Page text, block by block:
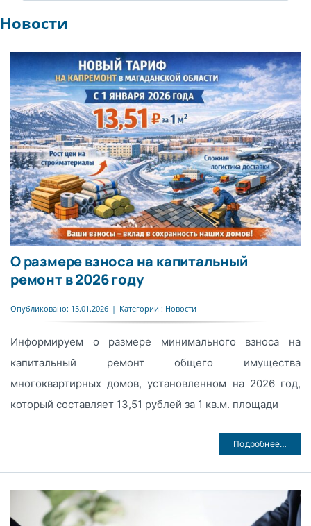
Новости
О размере взноса на капитальный
ремонт в 2026 году
Опубликовано: 15.01.2026 | Категории : Новости
Информируем о размере минимального взноса на
капитальный ремонт общего имущества
многоквартирных домов, установленном на 2026 год,
который составляет 13,51 рублей за 1 кв.м. площади
Подробнее…